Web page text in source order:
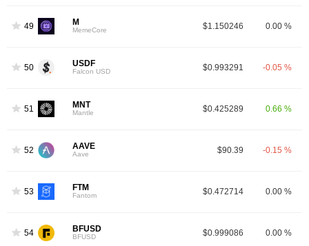
49 M
MemeCore $1.150246 0.00 %
50 USDF
Falcon USD $0.993291 -0.05 %
51 MNT
Mantle $0.425289 0.66 %
52 AAVE
Aave $90.39 -0.15 %
53 FTM
Fantom $0.472714 0.00 %
54 BFUSD
BFUSD $0.999086 0.00 %